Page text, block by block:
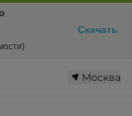
Москва
Скачать